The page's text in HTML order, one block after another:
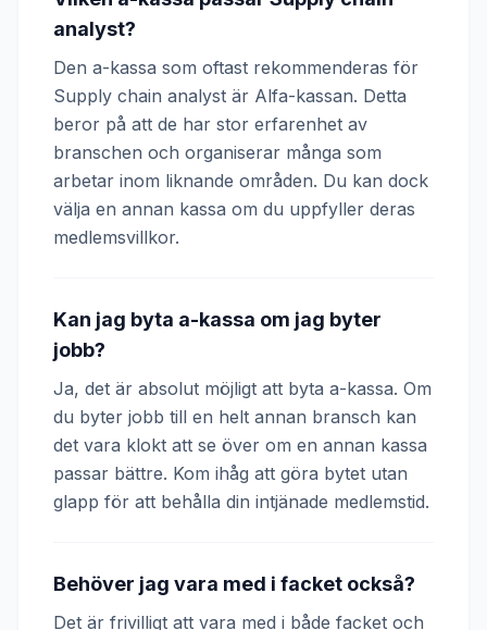
analyst?
Den a-kassa som oftast rekommenderas för
Supply chain analyst är Alfa-kassan. Detta
beror på att de har stor erfarenhet av
branschen och organiserar många som
arbetar inom liknande områden. Du kan dock
välja en annan kassa om du uppfyller deras
medlemsvillkor.
Kan jag byta a-kassa om jag byter
jobb?
Ja, det är absolut möjligt att byta a-kassa. Om
du byter jobb till en helt annan bransch kan
det vara klokt att se över om en annan kassa
passar bättre. Kom ihåg att göra bytet utan
glapp för att behålla din intjänade medlemstid.
Behöver jag vara med i facket också?
Det är frivilligt att vara med i både facket och